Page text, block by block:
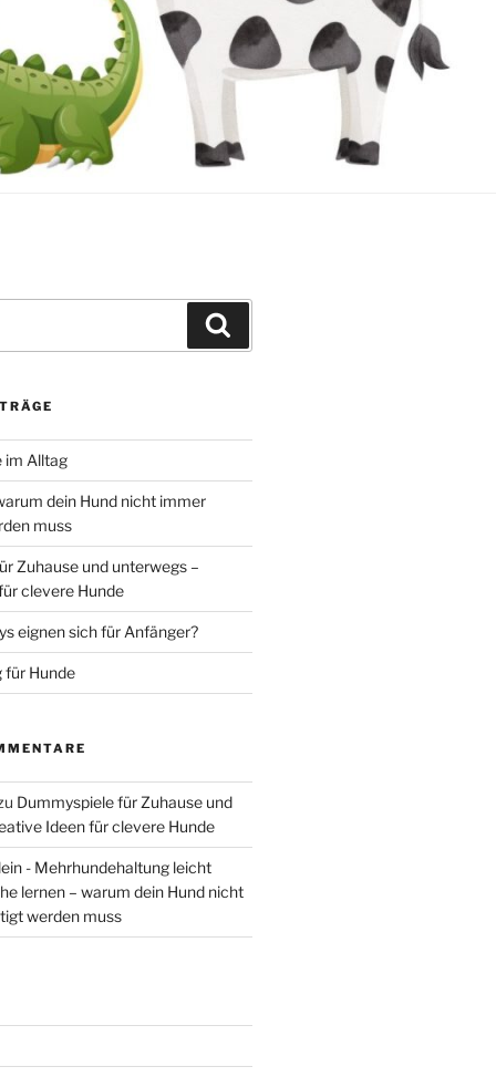
im Alltag
dein Hund nicht immer
muss
Zuhause und unterwegs –
clevere Hunde
eignen sich für Anfänger?
Hunde
Dummyspiele für Zuhause und
Ideen für clevere Hunde
- Mehrhundehaltung leicht
lernen – warum dein Hund nicht
werden muss